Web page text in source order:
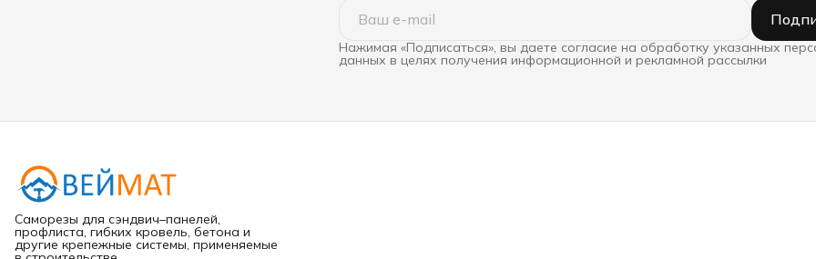
Нажимая «Подписаться», вы даете согласие на обработку указанных
данных в целях получения информационной и рекламной рассылки
Саморезы для сэндвич–панелей,
профлиста, гибких кровель, бетона и
другие крепежные системы, применяемые